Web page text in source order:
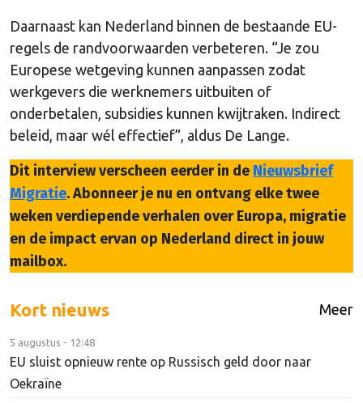
Daarnaast kan Nederland binnen de bestaande EU-
regels de randvoorwaarden verbeteren. “Je zou
Europese wetgeving kunnen aanpassen zodat
werkgevers die werknemers uitbuiten of
onderbetalen, subsidies kunnen kwijtraken. Indirect
beleid, maar wél effectief”, aldus De Lange.
Dit interview verscheen eerder in de Nieuwsbrief
Migratie. Abonneer je nu en ontvang elke twee
weken verdiepende verhalen over Europa, migratie
en de impact ervan op Nederland direct in jouw
mailbox.
Kort nieuws Meer
5 augustus - 12:48
EU sluist opnieuw rente op Russisch geld door naar
Oekraïne